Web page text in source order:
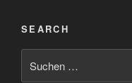
SEARCH
nach: